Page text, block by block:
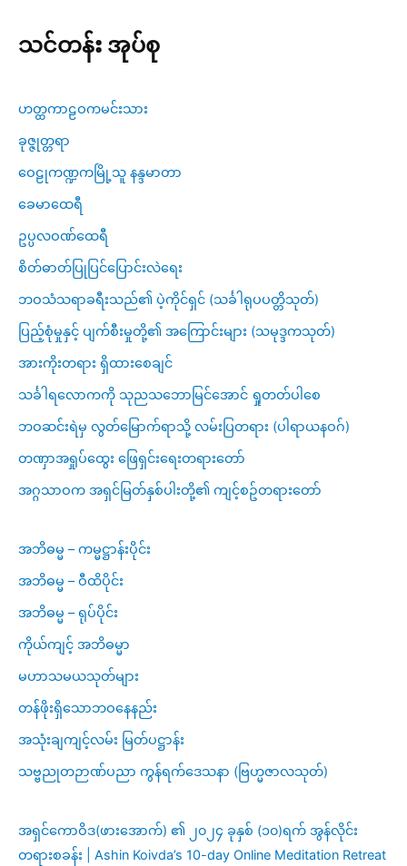
သင်တန်း အုပ်စု
ဟတ္ထကာဠဝကမင်းသား
ခုဇ္ဇုတ္တရာ
ဝေဠုကဏ္ဍကမြို့သူ နန္ဒမာတာ
ခေမာထေရီ
ဥပ္ပလဝဏ်ထေရီ
စိတ်ဓာတ်ပြုပြင်ပြောင်းလဲရေး
ဘဝသံသရာခရီးသည်၏ ပဲ့ကိုင်ရှင် (သင်္ခါရုပပတ္တိသုတ်)
ပြည့်စုံမှုနှင့် ပျက်စီးမှုတို့၏ အကြောင်းများ (သမုဒ္ဒကသုတ်)
အားကိုးတရား ရှိထားစေချင်
သင်္ခါရလောကကို သုညသဘောမြင်အောင် ရှုတတ်ပါစေ
ဘဝဆင်းရဲမှ လွတ်မြောက်ရာသို့ လမ်းပြတရား (ပါရာယနဝဂ်)
တဏှာအရှုပ်ထွေး ဖြေရှင်းရေးတရားတော်
အဂ္ဂသာဝက အရှင်မြတ်နှစ်ပါးတို့၏ ကျင့်စဥ်တရားတော်
အဘိဓမ္မ – ကမ္မဋ္ဌာန်းပိုင်း
အဘိဓမ္မ – ဝီထိပိုင်း
အဘိဓမ္မ – ရုပ်ပိုင်း
ကိုယ်ကျင့် အဘိဓမ္မာ
မဟာသမယသုတ်များ
တန်ဖိုးရှိသောဘဝနေနည်း
အသုံးချကျင့်လမ်း မြတ်ပဋ္ဌာန်း
သဗ္ဗညုတဉာဏ်ပညာ ကွန်ရက်ဒေသနာ (ဗြဟ္မဇာလသုတ်)
အရှင်ကောဝိဒ(ဖားအောက်) ၏ ၂၀၂၄ ခုနှစ် (၁၀)ရက် အွန်လိုင်း
တရားစခန်း | Ashin Koivda’s 10-day Online Meditation Retreat